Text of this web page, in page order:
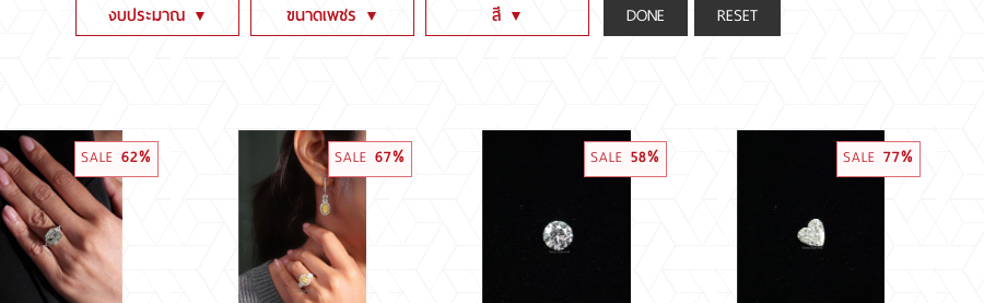
งบประมาณ ▼
300,001 - 600,000
600,001 - 1,999,000
2,000,000 - 3,000,000
ขนาดเพชร ▼
2CT - 2.99CT
3CT - 3.99CT
4CT - 5.99CT
6CT ขึ้นไป
สี ▼
D E F (น้ำ 100-99-98)(Colorless)
G H I J (น้ำ 97-96-95-94)(Nearcolorless)
K-Z (น้ำ 93 และต่ำกว่า)
SALE 62% SALE 67% SALE 58% SALE 77%